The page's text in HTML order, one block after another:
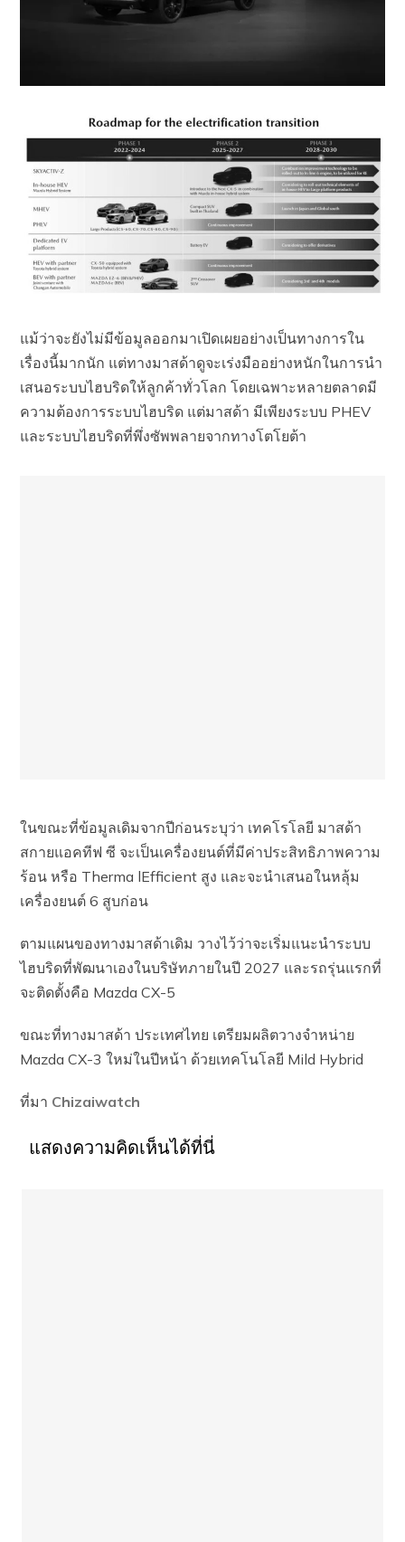
แม้ว่าจะยังไม่มีข้อมูลออกมาเปิดเผยอย่างเป็นทางการใน
เรื่องนี้มากนัก แต่ทางมาสด้าดูจะเร่งมืออย่างหนักในการนำ
เสนอระบบไฮบริดให้ลูกค้าทั่วโลก โดยเฉพาะหลายตลาดมี
ความต้องการระบบไฮบริด แต่มาสด้า มีเพียงระบบ PHEV
และระบบไฮบริดที่พึ่งซัพพลายจากทางโตโยต้า
ในขณะที่ข้อมูลเดิมจากปีก่อนระบุว่า เทคโรโลยี มาสด้า
สกายแอคทีฟ ซี จะเป็นเครื่องยนต์ที่มีค่าประสิทธิภาพความ
ร้อน หรือ Therma lEfficient สูง และจะนำเสนอในหลุ้ม
เครื่องยนต์ 6 สูบก่อน
ตามแผนของทางมาสด้าเดิม วางไว้ว่าจะเริ่มแนะนำระบบ
ไฮบริดที่พัฒนาเองในบริษัทภายในปี 2027 และรถรุ่นแรกที่
จะติดตั้งคือ Mazda CX-5
ขณะที่ทางมาสด้า ประเทศไทย เตรียมผลิตวางจำหน่าย
Mazda CX-3 ใหม่ในปีหน้า ด้วยเทคโนโลยี Mild Hybrid
ที่มา Chizaiwatch
แสดงความคิดเห็นได้ที่นี่